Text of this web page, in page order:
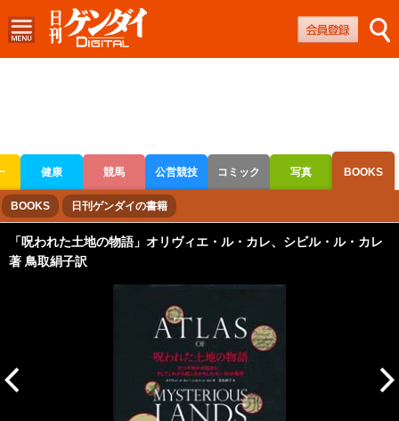
健康 競馬 公営競技 コミック 写真 BOOKS
ボートレース 競輪 オートレース
BOOKS 日刊ゲンダイの書籍
「呪われた土地の物語」オリヴィエ・ル・カレ、シビル・ル・カレ
著 鳥取絹子訳